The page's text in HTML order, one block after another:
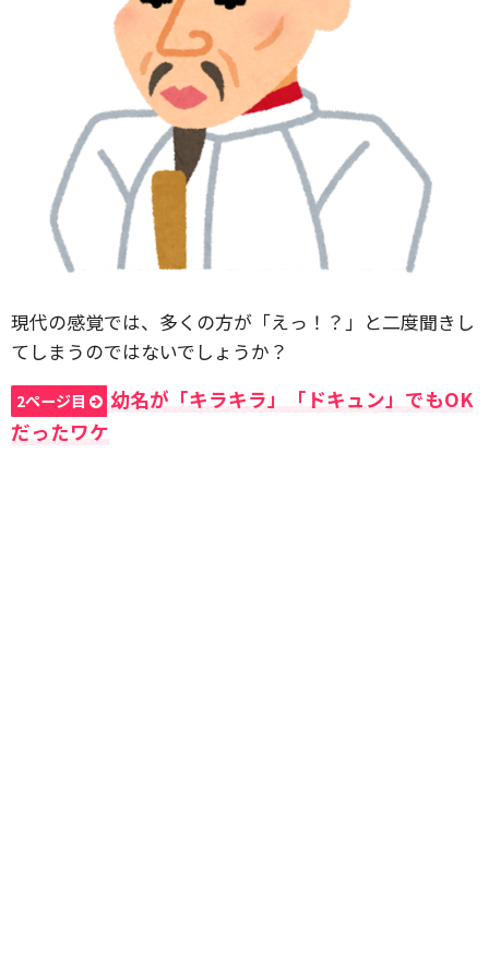
現代の感覚では、多くの方が「えっ！？」と二度聞きし
てしまうのではないでしょうか？
2ページ目
幼名が「キラキラ」「ドキュン」でもOK
だったワケ